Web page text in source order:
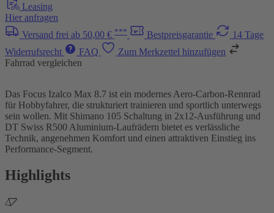
Leasing
Hier anfragen
Versand frei ab 50,00 € *** Bestpreisgarantie
14 Tage
Widerrufsrecht
FAQ
Zum Merkzettel hinzufügen
Fahrrad vergleichen
Das Focus Izalco Max 8.7 ist ein modernes Aero-Carbon-Rennrad
für Hobbyfahrer, die strukturiert trainieren und sportlich unterwegs
sein wollen. Mit Shimano 105 Schaltung in 2x12-Ausführung und
DT Swiss R500 Aluminium-Laufrädern bietet es verlässliche
Technik, angenehmen Komfort und einen attraktiven Einstieg ins
Performance-Segment.
Highlights